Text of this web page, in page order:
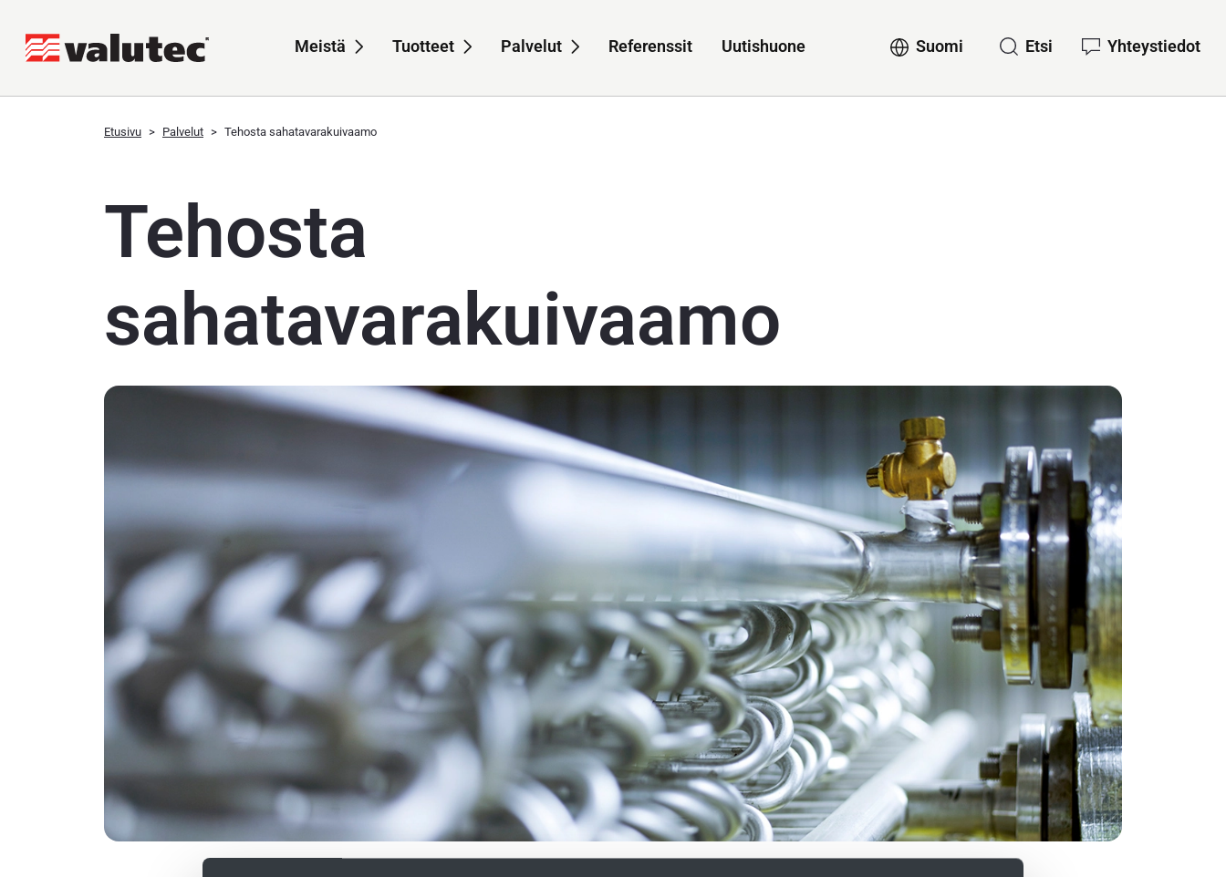
Meistä Tuotteet Palvelut Referenssit
Uutishuone
Suomi Etsi Yhteystiedot
Etusivu Palvelut Tehosta sahatavarakuivaamo
Tehosta
sahatavarakuivaamo